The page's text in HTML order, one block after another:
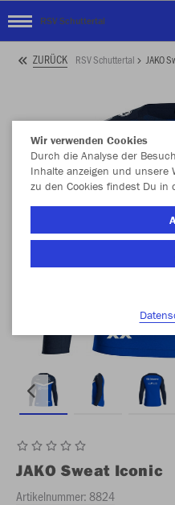
RSV Schuttertal
ZURÜCK RSV Schuttertal JAKO
JAKO Sweat Iconic
Artikelnummer:8824
Wir verwenden Cookies
Durch die Analyse der
Inhalte anzeigen und unsere
zu den Cookies findest Du in